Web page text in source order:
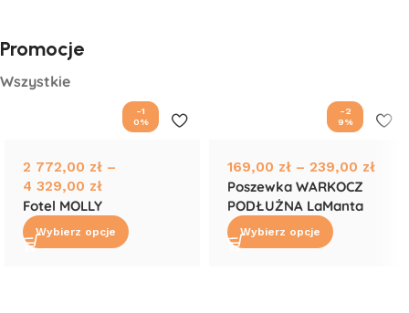
Promocje
Wszystkie
-1
0%
2 772,00 zł –
4 329,00 zł
Fotel MOLLY
Wybierz opcje
-2
9%
169,00 zł – 239,00 zł
Poszewka WARKOCZ
PODŁUŻNA LaManta
Wybierz opcje